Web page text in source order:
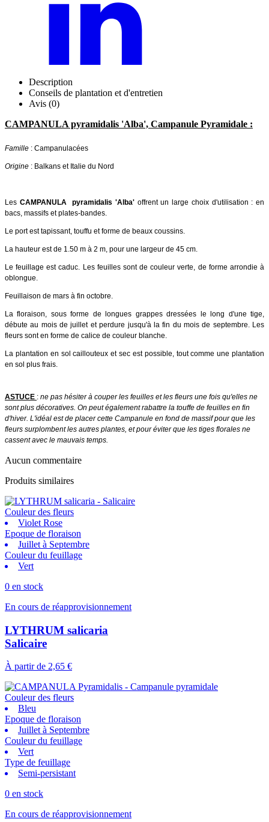
Description
Conseils de plantation et d'entretien
Avis (0)
CAMPANULA pyramidalis 'Alba', Campanule Pyramidale :
Famille : Campanulacées
Origine : Balkans et Italie du Nord
Les CAMPANULA pyramidalis 'Alba' offrent un large choix d'utilisation : en
bacs, massifs et plates-bandes.
Le port est tapissant, touffu et forme de beaux coussins.
La hauteur est de 1.50 m à 2 m, pour une largeur de 45 cm.
Le feuillage est caduc. Les feuilles sont de couleur verte, de forme arrondie à
oblongue.
Feuillaison de mars à fin octobre.
La floraison, sous forme de longues grappes dressées le long d'une tige,
débute au mois de juillet et perdure jusqu'à la fin du mois de septembre. Les
fleurs sont en forme de calice de couleur blanche.
La plantation en sol caillouteux et sec est possible, tout comme une plantation
en sol plus frais.
ASTUCE : ne pas hésiter à couper les feuilles et les fleurs une fois qu'elles ne
sont plus décoratives. On peut également rabattre la touffe de feuilles en fin
d'hiver. L'idéal est de placer cette Campanule en fond de massif pour que les
fleurs surplombent les autres plantes, et pour éviter que les tiges florales ne
cassent avec le mauvais temps.
Aucun commentaire
Produits similaires
Couleur des fleurs
Violet Rose
Epoque de floraison
Juillet à Septembre
Couleur du feuillage
Vert
0 en stock
En cours de réapprovisionnement
LYTHRUM salicaria
Salicaire
À partir de 2,65 €
Couleur des fleurs
Bleu
Epoque de floraison
Juillet à Septembre
Couleur du feuillage
Vert
Type de feuillage
Semi-persistant
0 en stock
En cours de réapprovisionnement